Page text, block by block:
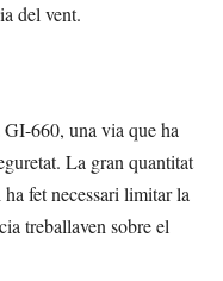
del vent.
GI-660, una via que ha
La gran quantitat
fet necessari limitar la
treballaven sobre el